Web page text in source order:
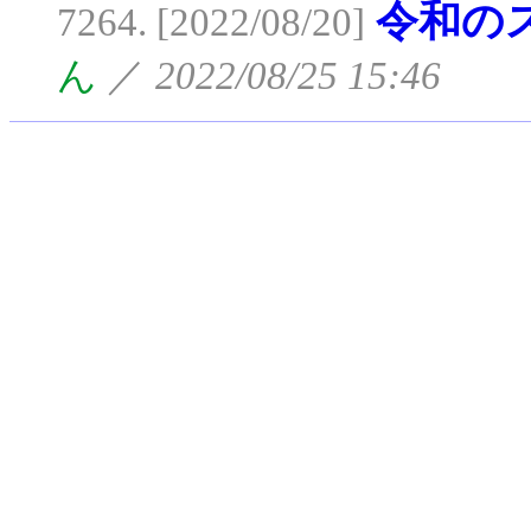
7264. [2022/08/20] 令和の
ん ／ 2022/08/25 15:46